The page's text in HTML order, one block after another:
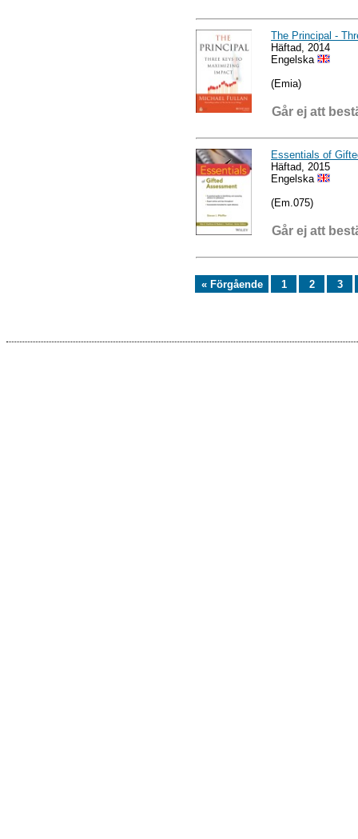
The Principal -
Häftad, 2014
Engelska
(Emia)
Går ej att
Essentials of
Häftad, 2015
Engelska
(Em.075)
Går ej att
« Förgående 1 2 3